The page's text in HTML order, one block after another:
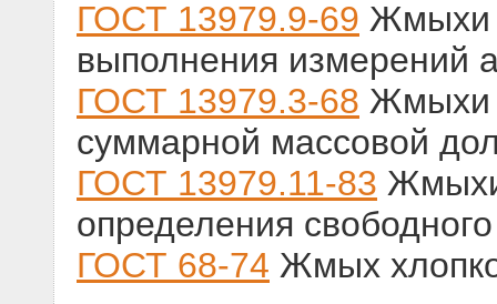
ГОСТ 13979.9-69 Жмыхи
выполнения измерений
ГОСТ 13979.3-68 Жмыхи
суммарной массовой
ГОСТ 13979.11-83
определения
ГОСТ 68-74 Жмых